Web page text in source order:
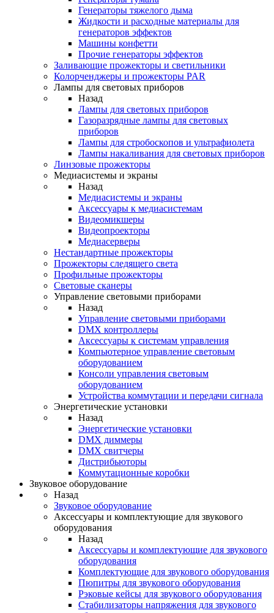
Генераторы тяжелого дыма
Жидкости и расходные материалы для
генераторов эффектов
Машины конфетти
Прочие генераторы эффектов
Заливающие прожекторы и светильники
Колорченджеры и прожекторы PAR
Лампы для световых приборов
Назад
Лампы для световых приборов
Газоразрядные лампы для световых
приборов
Лампы для стробоскопов и ультрафиолета
Лампы накаливания для световых приборов
Линзовые прожекторы
Медиасистемы и экраны
Назад
Медиасистемы и экраны
Аксессуары к медиасистемам
Видеомикшеры
Видеопроекторы
Медиасерверы
Нестандартные прожекторы
Прожекторы следящего света
Профильные прожекторы
Световые сканеры
Управление световыми приборами
Назад
Управление световыми приборами
DMX контроллеры
Аксессуары к системам управления
Компьютерное управление световым
оборудованием
Консоли управления световым
оборудованием
Устройства коммутации и передачи сигнала
Энергетические установки
Назад
Энергетические установки
DMX диммеры
DMX свитчеры
Дистрибьюторы
Коммутационные коробки
Звуковое оборудование
Назад
Звуковое оборудование
Аксессуары и комплектующие для звукового
оборудования
Назад
Аксессуары и комплектующие для звукового
оборудования
Комплектующие для звукового оборудования
Пюпитры для звукового оборудования
Рэковые кейсы для звукового оборудования
Стабилизаторы напряжения для звукового